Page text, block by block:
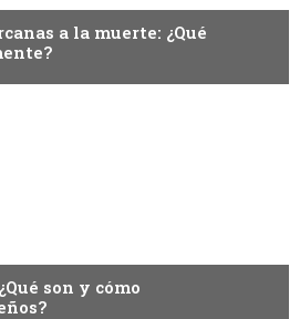
a la muerte: ¿Qué
son y cómo